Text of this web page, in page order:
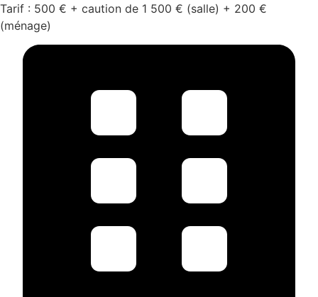
Tarif : 500 € + caution de 1 500 € (salle) + 200 €
(ménage)